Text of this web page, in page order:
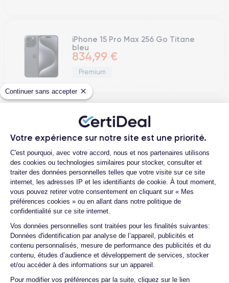
Continuer sans accepter
Votre expérience sur notre site est une priorité.
Plateforme de Gestion du
C'est pourquoi, avec votre accord, nous et nos partenaires utilisons
des cookies ou technologies similaires pour stocker, consulter et
traiter des données personnelles telles que votre visite sur ce site
internet, les adresses IP et les identifiants de cookie. À tout moment,
vous pouvez retirer votre consentement en cliquant sur « Mes
préférences cookies » ou en allant dans notre politique de
confidentialité sur ce site internet.
Vos données personnelles sont traitées pour les finalités suivantes:
Données d'identification par analyse de l’appareil, publicités et
contenu personnalisés, mesure de performance des publicités et du
contenu, études d’audience et développement de services, stocker
et/ou accéder à des informations sur un appareil.
Pour modifier vos préférences par la suite, cliquez sur le lien
Axeptio consent
iPhone 15 Pro Max 256 Go Titane
bleu
834,99 €
Premium
iPhone 15 Pro Max : Une
Innovation et Technologie de
Pointe
Dans le paysage technologique contemporain , l'iPhone 15
Pro Maxse dresse comme un phare d'innovation et de
raffinement, réaffirmant l'engagement d'Apple à redéfinir les
limites de la communication mobile. L'
iPhone 15 Pro Max
distingue par son design élégant et ses caractéristiques
innovantes, incluant unécran Super Retina XDRplus
lumineux et immersif, le nouveau processeurA16 Bionicqui
garantit une performance exceptionnelle, et un système de
caméra avancé qui élève la photographie mobile à de
Voir plus